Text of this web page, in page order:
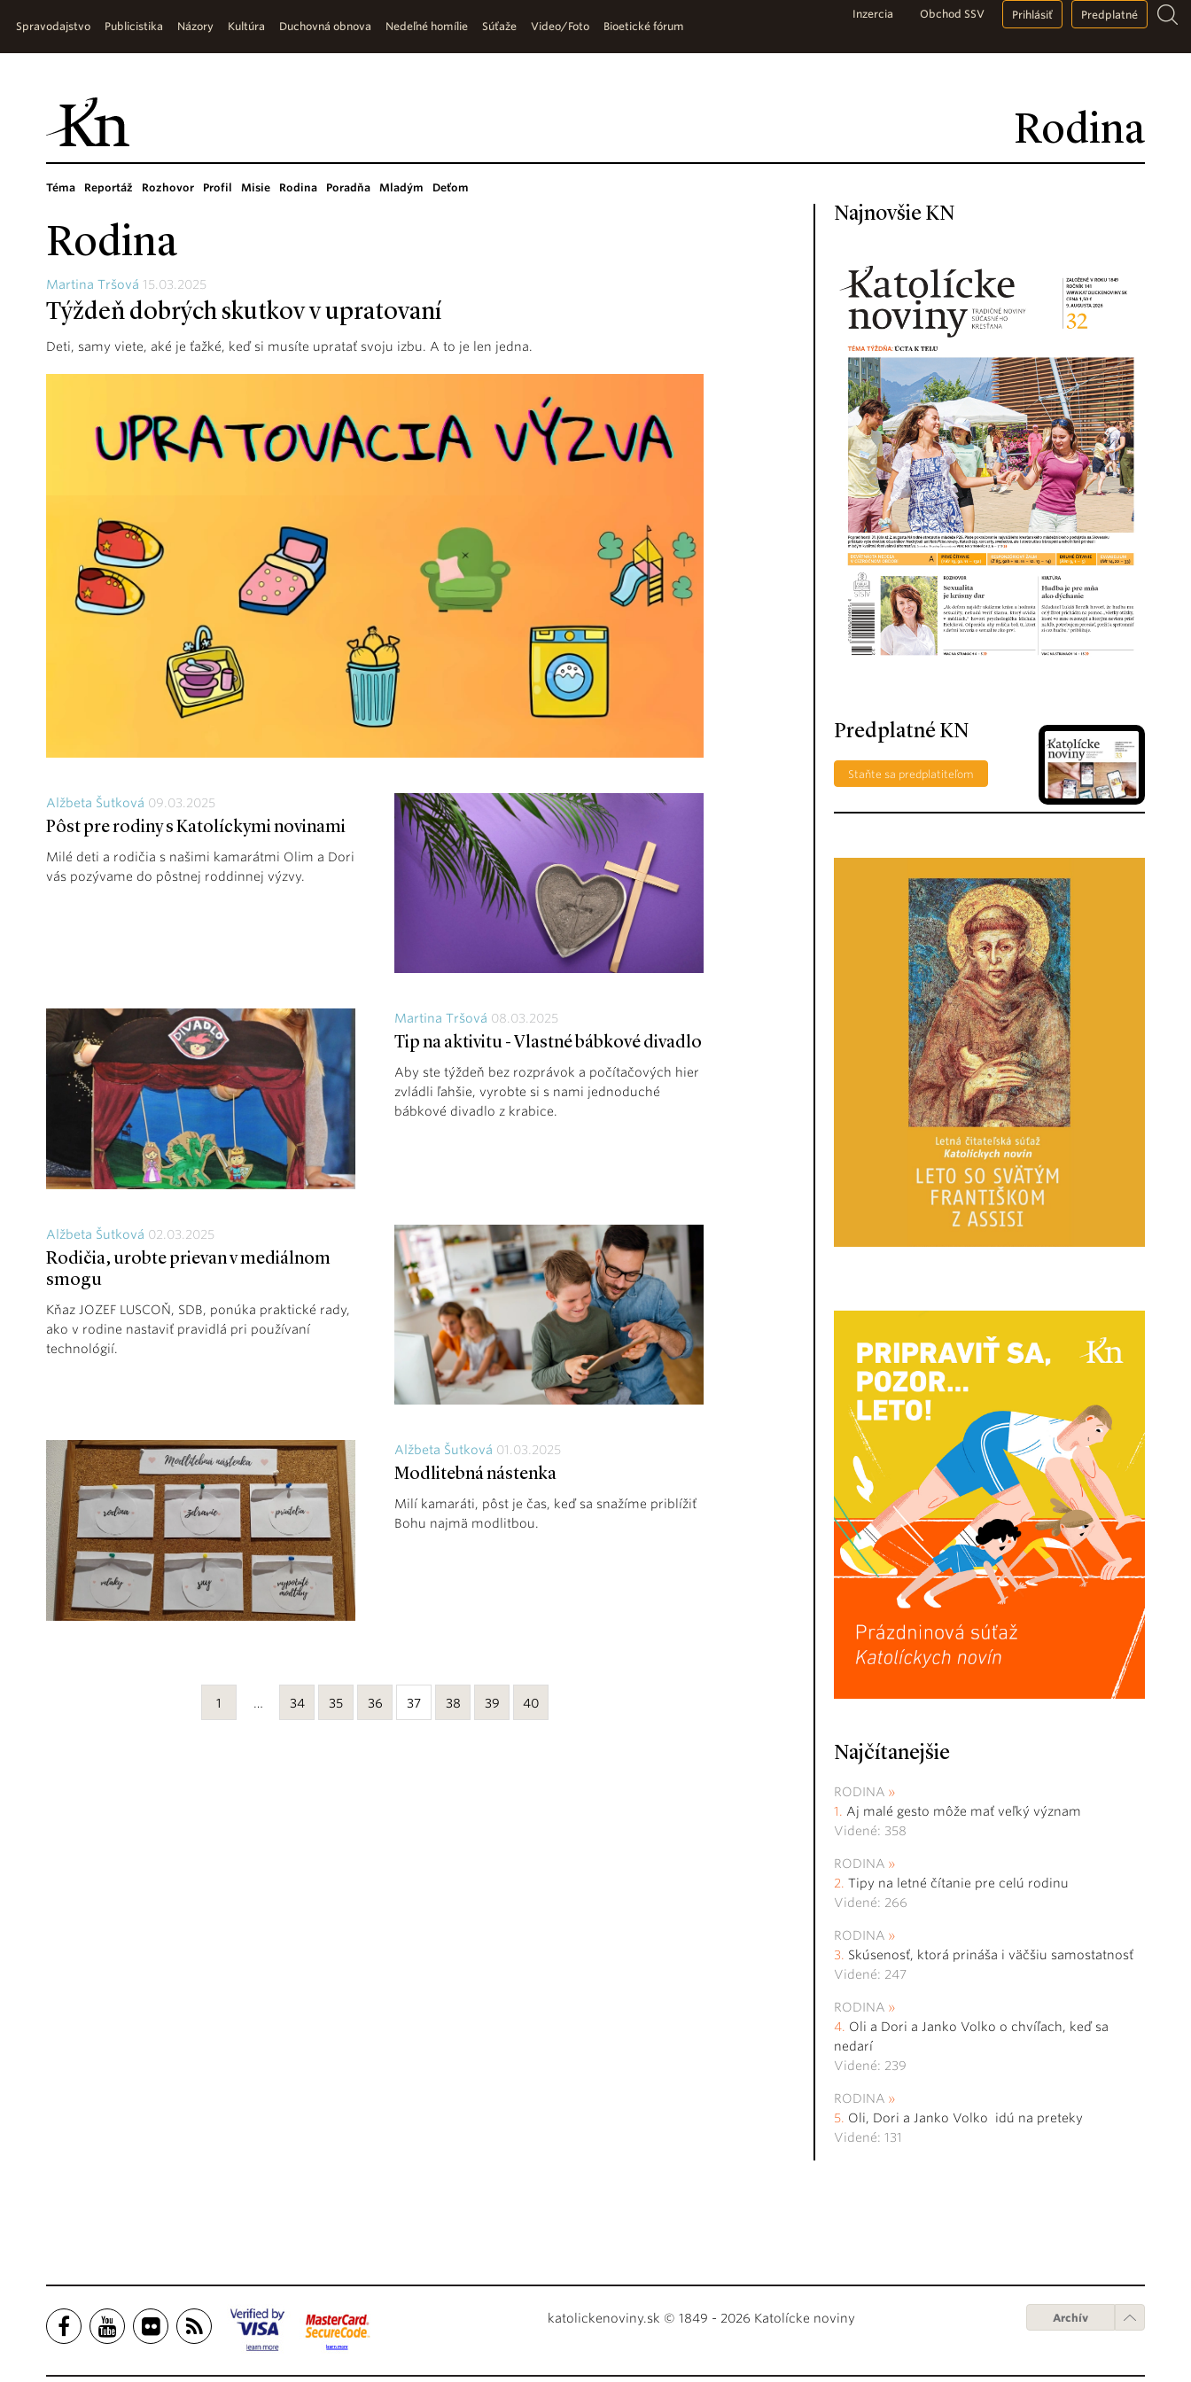
Rodina
Spravodajstvo Publicistika Názory Kultúra Duchovná obnova Nedeľné homílie Súťaže Video/Foto Bioetické fórum
Inzercia Obchod SSV Prihlásiť Predplatné
Téma Reportáž Rozhovor Profil Misie Rodina Poradňa Mladým Deťom
Rodina
Martina Tršová 15.03.2025
Týždeň dobrých skutkov v upratovaní
Deti, samy viete, aké je ťažké, keď si musíte upratať svoju izbu. A to je len jedna.
Alžbeta Šutková 09.03.2025
Pôst pre rodiny s Katolíckymi novinami
Milé deti a rodičia s našimi kamarátmi Olim a Dori
vás pozývame do pôstnej roddinnej výzvy.
Martina Tršová 08.03.2025
Tip na aktivitu - Vlastné bábkové divadlo
Aby ste týždeň bez rozprávok a počítačových hier
zvládli ľahšie, vyrobte si s nami jednoduché
bábkové divadlo z krabice.
Alžbeta Šutková 02.03.2025
Rodičia, urobte prievan v mediálnom
smogu
Kňaz JOZEF LUSCOŇ, SDB, ponúka praktické rady,
ako v rodine nastaviť pravidlá pri používaní
technológií.
Alžbeta Šutková 01.03.2025
Modlitebná nástenka
Milí kamaráti, pôst je čas, keď sa snažíme priblížiť
Bohu najmä modlitbou.
1 … 34 35 36 37 38 39 40
Najnovšie KN
Predplatné KN
Staňte sa predplatiteľom
Najčítanejšie
RODINA
Aj malé gesto môže mať veľký význam
Videné: 358
RODINA
Tipy na letné čítanie pre celú rodinu
Videné: 266
RODINA
Skúsenosť, ktorá prináša i väčšiu samostatnosť
Videné: 247
RODINA
Oli a Dori a Janko Volko o chvíľach, keď sa
nedarí
Videné: 239
RODINA
Oli, Dori a Janko Volko idú na preteky
Videné: 131
katolickenoviny.sk © 1849 - 2026 Katolícke noviny Archív